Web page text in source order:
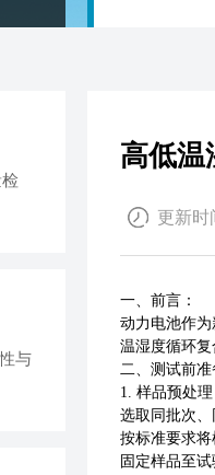
高低温
更新时
一、 前言 ：
动力电池作
温湿度循环
二、测试前准
1. 样品预处理
选取同批次
按标准要求
固定样品至
与